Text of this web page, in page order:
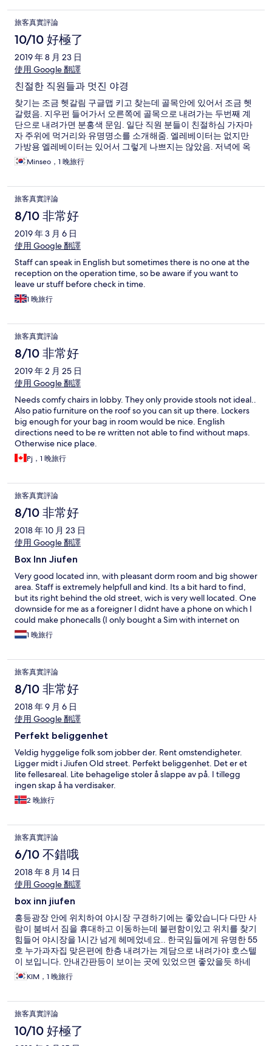
旅客真實評論
10/10 好極了
2019 年 8 月 23 日
使用 Google 翻譯
친절한 직원들과 멋진 야경
찾기는 조금 헷갈림 구글맵 키고 찾는데 골목안에 있어서 조금 헷
갈렸음. 지우펀 들어가서 오른쪽에 골목으로 내려가는 두번째 계
단으로 내려가면 분홍색 문임. 일단 직원 분들이 친절하심 가자마
자 주위에 먹거리와 유명명소를 소개해줌. 엘레베이터는 없지만
가방용 엘레베이터는 있어서 그렇게 나쁘지는 않았음. 저녁에 옥
상으로 올라가면 해가 지는 광경을 볼 수 있는데 아주 멋짐. 밤에는
호스텔 투숙객끼리 나가서 지우펀의 밤거리와 야경을 찍으러 가는
단점은 샤워실이 지하에 있어서 씻을려면 내려가야함
Minseo，1 晚旅行
旅客真實評論
8/10 非常好
2019 年 3 月 6 日
使用 Google 翻譯
Staff can speak in English but sometimes there is no one at the
reception on the operation time, so be aware if you want to
leave ur stuff before check in time.
1 晚旅行
旅客真實評論
8/10 非常好
2019 年 2 月 25 日
使用 Google 翻譯
Needs comfy chairs in lobby. They only provide stools not ideal..
Also patio furniture on the roof so you can sit up there. Lockers
big enough for your bag in room would be nice. English
directions need to be re written not able to find without maps.
Otherwise nice place.
Pj，1 晚旅行
旅客真實評論
8/10 非常好
2018 年 10 月 23 日
使用 Google 翻譯
Box Inn Jiufen
Very good located inn, with pleasant dorm room and big shower
area. Staff is extremely helpfull and kind. Its a bit hard to find,
but its right behind the old street, wich is very well located. One
downside for me as a foreigner I didnt have a phone on which I
could make phonecalls (I only bought a Sim with internet on
arrival on the airport) but you have to call them to open the door
at arrival. In My case this was very inconvienent because it was
couldnt call them. But this is only inconvienent if you dont have a
phone! Overall a good stay!
1 晚旅行
旅客真實評論
8/10 非常好
2018 年 9 月 6 日
使用 Google 翻譯
Perfekt beliggenhet
Veldig hyggelige folk som jobber der. Rent omstendigheter.
Ligger midt i Jiufen Old street. Perfekt beliggenhet. Det er et
lite fellesareal. Lite behagelige stoler å slappe av på. I tillegg
ingen skap å ha verdisaker.
2 晚旅行
旅客真實評論
6/10 不錯哦
2018 年 8 月 14 日
使用 Google 翻譯
box inn jiufen
홍등광장 안에 위치하여 야시장 구경하기에는 좋았습니다 다만 사
람이 붐벼서 짐을 휴대하고 이동하는데 불편함이있고 위치를 찾기
힘들어 야시장을 1시간 넘게 헤메었네요.. 한국임들에게 유명한 55
호 누가과자집 맞은편에 한층 내려가는 계담으로 내려가야 호스텔
이 보입니다. 안내간판등이 보이는 곳에 있었으면 좋았을듯 하네
요 KIM，1 晚旅行
旅客真實評論
10/10 好極了